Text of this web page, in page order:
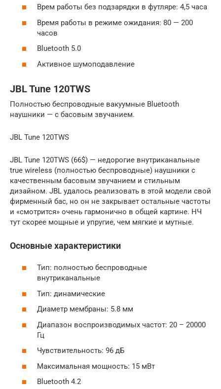
Врем работы без подзарядки в футляре: 4,5 часа
Время работы в режиме ожидания: 80 — 200
часов
Bluetooth 5.0
Активное шумоподавление
JBL Tune 120TWS
Полностью беспроводные вакуумные Bluetooth
наушники — с басовым звучанием.
JBL Tune 120TWS
JBL Tune 120TWS (66$) — недорогие внутриканальные
true wireless (полностью беспроводные) наушники с
качественным басовым звучанием и стильным
дизайном. JBL удалось реализовать в этой модели свой
фирменный бас, но он не закрывает остальные частоты
и «смотрится» очень гармонично в общей картине. НЧ
тут скорее мощные и упругие, чем мягкие и мутные.
Основные характеристики
Тип: полностью беспроводные
внутриканальные
Тип: динамические
Диаметр мембраны: 5.8 мм
Диапазон воспроизводимых частот: 20 – 20000
Гц
Чувствительность: 96 дБ
Максимальная мощность: 15 мВт
Bluetooth 4.2